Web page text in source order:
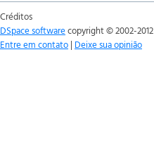
Créditos
DSpace softwarecopyright © 2002-2012
Entre em contato | Deixe sua opinião